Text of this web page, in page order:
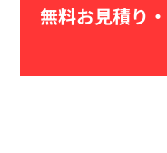
無料お見積り・